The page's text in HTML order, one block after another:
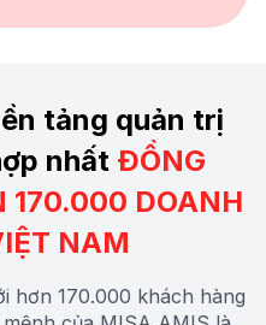
tảng quản trị
nhất ĐỒNG
170.000 DOANH
NAM
hơn 170.000 khách hàng